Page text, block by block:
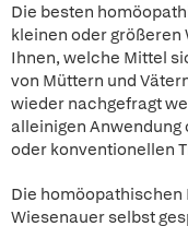
Die besten
kleinen oder
Ihnen, welche Mittel
von Müttern und
wieder nachgefragt
alleinigen
oder konventionellen
Die homöopathischen
Wiesenauer selbst